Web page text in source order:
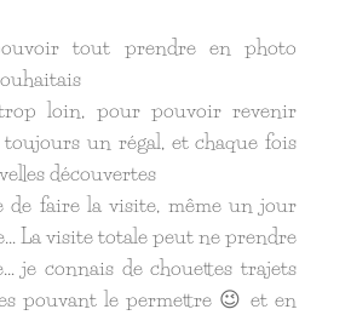
tout prendre en photo
loin, pour pouvoir revenir
un régal, et chaque fois
découvertes
de faire la visite, même un jour
La visite totale peut ne prendre
je connais de chouettes trajets
pouvant le permettre 😉 et en